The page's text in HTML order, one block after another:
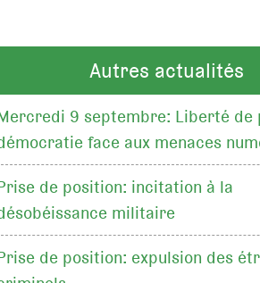
Autres actualités
9 septembre: Liberté de
face aux menaces
de position: incitation à la
militaire
de position: expulsion des